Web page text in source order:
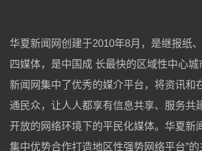
华夏新闻网创建于2010年8月，是继报纸
四媒体，是中国成 长最快的区域性中心
新闻网集中了优秀的媒介平台，将资讯和
通民众，让人人都享有信息共享、服务共
开放的网络环境下的平民化媒体。华夏新
集中优势合作打造地区性强势网络平台”